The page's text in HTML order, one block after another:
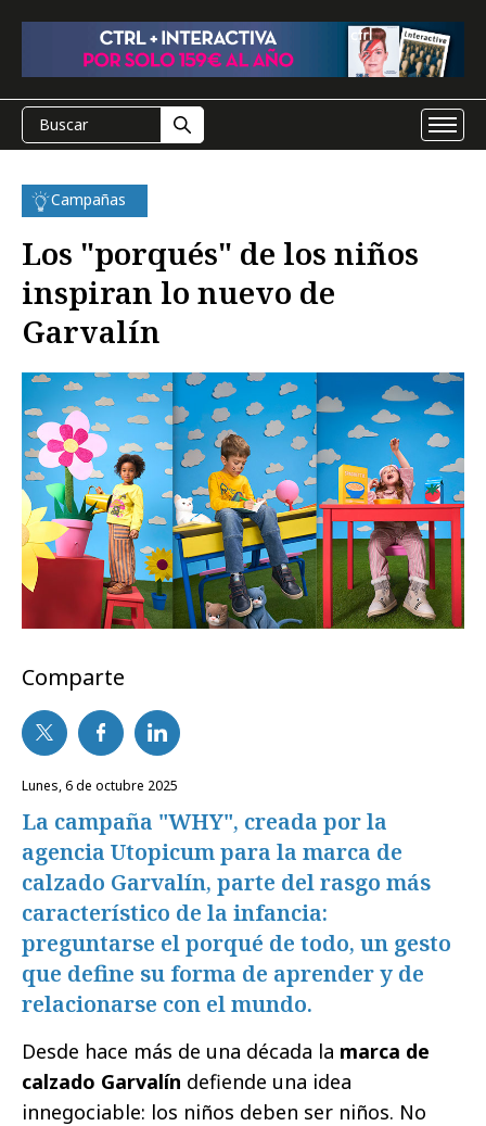
Campañas
Los "porqués" de los niños
inspiran lo nuevo de
Garvalín
Comparte
lunes, 6 de octubre 2025
La campaña "WHY", creada por la
agencia Utopicum para la marca de
calzado Garvalín, parte del rasgo más
característico de la infancia:
preguntarse el porqué de todo, un gesto
que define su forma de aprender y de
relacionarse con el mundo.
Desde hace más de una década la marca de
calzado Garvalín defiende una idea
innegociable: los niños deben ser niños. No